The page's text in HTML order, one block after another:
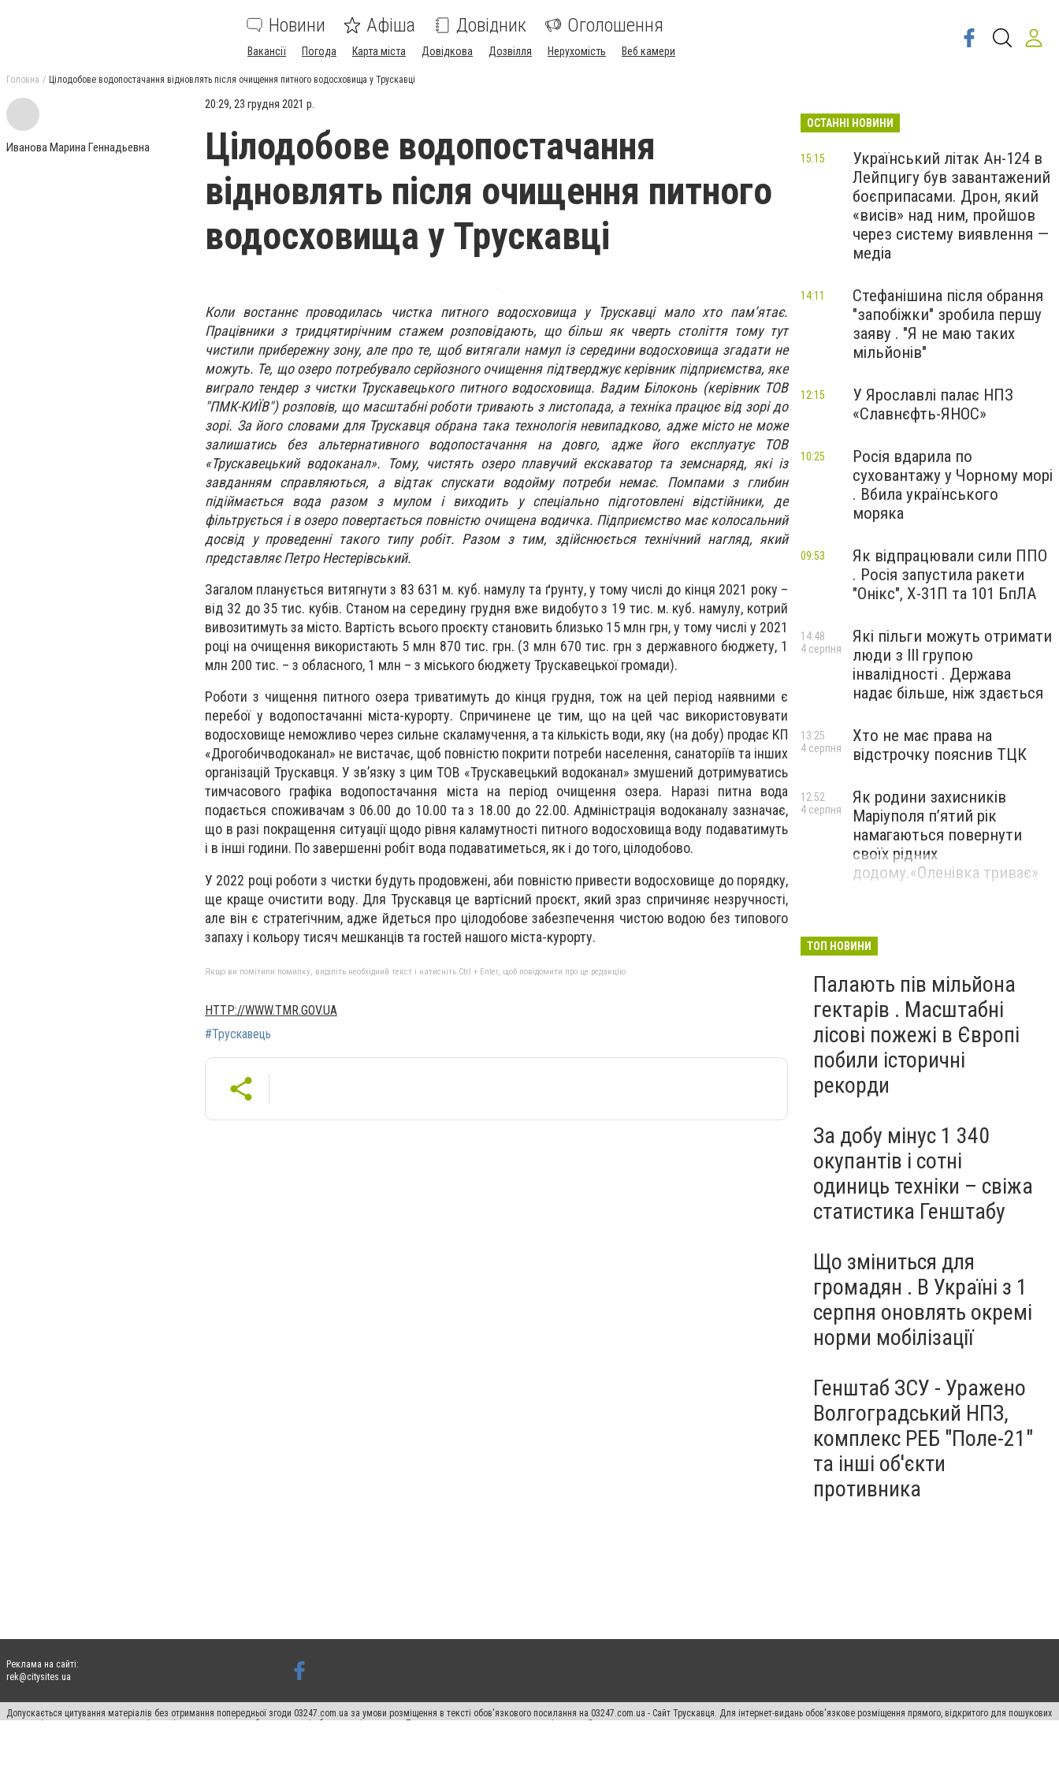
Новини Афіша Довідник Оголошення
Вакансії Погода Карта міста Довідкова Дозвілля Нерухомість Веб камери
Головна Цілодобове водопостачання відновлять після очищення питного водосховища у Трускавці
Иванова Марина Геннадьевна
20:29, 23 грудня 2021 р.
Цілодобове водопостачання
відновлять після очищення питного
водосховища у Трускавці
Коли востаннє проводилась чистка питного водосховища у Трускавці мало хто пам’ятає.
Працівники з тридцятирічним стажем розповідають, що більш як чверть століття тому тут
чистили прибережну зону, але про те, щоб витягали намул із середини водосховища згадати не
можуть. Те, що озеро потребувало серйозного очищення підтверджує керівник підприємства, яке
виграло тендер з чистки Трускавецького питного водосховища. Вадим Білоконь (керівник ТОВ
"ПМК-КИЇВ") розповів, що масштабні роботи тривають з листопада, а техніка працює від зорі до
зорі. За його словами для Трускавця обрана така технологія невипадково, адже місто не може
залишатись без альтернативного водопостачання на довго, адже його експлуатує ТОВ
«Трускавецький водоканал». Тому, чистять озеро плавучий екскаватор та земснаряд, які із
завданням справляються, а відтак спускати водойму потреби немає. Помпами з глибин
підіймається вода разом з мулом і виходить у спеціально підготовлені відстійники, де
фільтрується і в озеро повертається повністю очищена водичка. Підприємство має колосальний
досвід у проведенні такого типу робіт. Разом з тим, здійснюється технічний нагляд, який
представляє Петро Нестерівський.
Загалом планується витягнути з 83 631 м. куб. намулу та ґрунту, у тому числі до кінця 2021 року –
від 32 до 35 тис. кубів. Станом на середину грудня вже видобуто з 19 тис. м. куб. намулу, котрий
вивозитимуть за місто. Вартість всього проєкту становить близько 15 млн грн, у тому числі у 2021
році на очищення використають 5 млн 870 тис. грн. (3 млн 670 тис. грн з державного бюджету, 1
млн 200 тис. – з обласного, 1 млн – з міського бюджету Трускавецької громади).
Роботи з чищення питного озера триватимуть до кінця грудня, тож на цей період наявними є
перебої у водопостачанні міста-курорту. Спричинене це тим, що на цей час використовувати
водосховище неможливо через сильне скаламучення, а та кількість води, яку (на добу) продає КП
«Дрогобичводоканал» не вистачає, щоб повністю покрити потреби населення, санаторіїв та інших
організацій Трускавця. У зв’язку з цим ТОВ «Трускавецький водоканал» змушений дотримуватись
тимчасового графіка водопостачання міста на період очищення озера. Наразі питна вода
подається споживачам з 06.00 до 10.00 та з 18.00 до 22.00. Адміністрація водоканалу зазначає,
що в разі покращення ситуації щодо рівня каламутності питного водосховища воду подаватимуть
і в інші години. По завершенні робіт вода подаватиметься, як і до того, цілодобово.
У 2022 році роботи з чистки будуть продовжені, аби повністю привести водосховище до порядку,
ще краще очистити воду. Для Трускавця це вартісний проєкт, який зраз спричиняє незручності,
але він є стратегічним, адже йдеться про цілодобове забезпечення чистою водою без типового
запаху і кольору тисяч мешканців та гостей нашого міста-курорту.
Якщо ви помітили помилку, виділіть необхідний текст і натисніть Ctrl + Enter, щоб повідомити про це редакцію
HTTP://WWW.TMR.GOV.UA
#Трускавець
ОСТАННІ НОВИНИ
Український літак Ан-124 в
Лейпцигу був завантажений
боєприпасами. Дрон, який
«висів» над ним, пройшов
через систему виявлення —
медіа
15:15
Стефанішина після обрання
"запобіжки" зробила першу
заяву . "Я не маю таких
мільйонів"
14:11
У Ярославлі палає НПЗ
«Славнєфть-ЯНОС»
12:15
Росія вдарила по
суховантажу у Чорному морі
. Вбила українського
моряка
10:25
Як відпрацювали сили ППО
. Росія запустила ракети
"Онікс", Х-31П та 101 БпЛА
09:53
Які пільги можуть отримати
люди з III групою
інвалідності . Держава
надає більше, ніж здається
14:48
4 серпня
Хто не має права на
відстрочку пояснив ТЦК
13:25
4 серпня
Як родини захисників
Маріуполя пʼятий рік
намагаються повернути
своїх рідних
додому.«Оленівка триває»
12:52
4 серпня
ТОП НОВИНИ
Палають пів мільйона
гектарів . Масштабні
лісові пожежі в Європі
побили історичні
рекорди
За добу мінус 1 340
окупантів і сотні
одиниць техніки – свіжа
статистика Генштабу
Що зміниться для
громадян . В Україні з 1
серпня оновлять окремі
норми мобілізації
Генштаб ЗСУ - Уражено
Волгоградський НПЗ,
комплекс РЕБ "Поле-21"
та інші об'єкти
противника
Реклама на сайті:
rek@citysites.ua
Допускається цитування матеріалів без отримання попередньої згоди 03247.com.ua за умови розміщення в тексті обов'язкового посилання на 03247.com.ua - Сайт Трускавця. Для інтернет-видань обов'язкове розміщення прямого, відкритого для пошукових
систем гіперпосилання на цитовані статті не нижче другого абзацу в тексті або в якості джерела. Порушення виняткових прав переслідується Законом.